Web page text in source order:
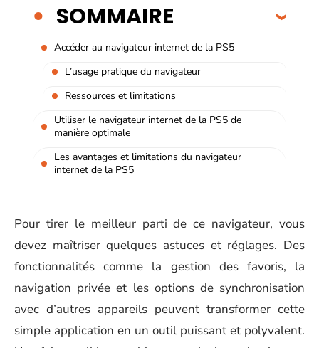
SOMMAIRE
Accéder au navigateur internet de la PS5
L’usage pratique du navigateur
Ressources et limitations
Utiliser le navigateur internet de la PS5 de
manière optimale
Les avantages et limitations du navigateur
internet de la PS5
Pour tirer le meilleur parti de ce navigateur, vous
devez maîtriser quelques astuces et réglages. Des
fonctionnalités comme la gestion des favoris, la
navigation privée et les options de synchronisation
avec d’autres appareils peuvent transformer cette
simple application en un outil puissant et polyvalent.